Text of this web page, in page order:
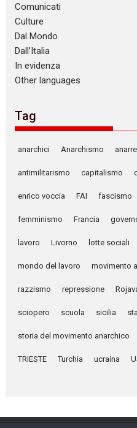
Comunicati
Culture
Dal Mondo
Dall’Italia
In evidenza
Other languages
Tag
anarchici Anarchismo
antimilitarismo capitalismo
enrico voccia FAI fascismo
femminismo Francia
lavoro Livorno lotte sociali
mondo del lavoro movimento
razzismo repressione
sciopero scuola sicilia
storia del movimento anarchico
TRIESTE Turchia ucraina